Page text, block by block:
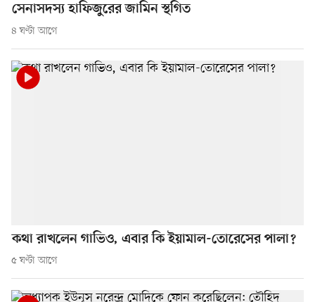
সেনাসদস্য হাফিজুরের জামিন স্থগিত
৪ ঘণ্টা আগে
কথা রাখলেন গাভিও, এবার কি ইয়ামাল-তোরেসের পালা?
৫ ঘণ্টা আগে